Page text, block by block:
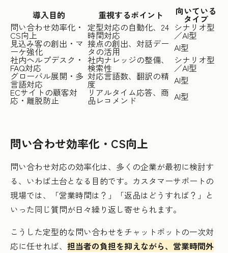
導入目的
重視するポイント 向いている
タイプ
問い合わせ効率化・
CS向上
定型対応の自動化、24
時間対応
シナリオ型
／AI型
見込み客の創出・マ
ーケ強化
接点の創出、対話デー
タの活用
AI型
社内ヘルプデスク・
FAQ対応
社内ナレッジの整備、
検索性
シナリオ型
／AI型
グローバル展開・多
言語対応
対応言語数、翻訳の精
度
AI型
ECサイトの顧客対
応・離脱防止
リアルタイム応答、商
品レコメンド AI型
問い合わせ効率化・CS向上
問い合わせ対応の効率化は、多くの企業が最初に検討す
る、いわば土台となる目的です。カスタマーサポートの
現場では、「営業時間は？」「返品はどうすれば？」と
いった同じ質問が日々繰り返し寄せられます。
こうした定型的な問い合わせをチャットボットの一次対
応に任せれば、 担当者の負担を抑えながら、営業時間外